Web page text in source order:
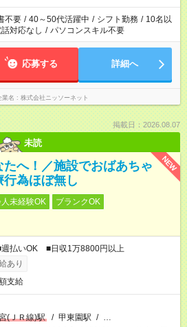
不要 / 40～50代活躍中 / シフト勤務 / 10名以
話対応なし / パソコンスキル不要
応募する 詳細へ
業名 株式会社ニッソーネット
掲載日：2026.08.07
未読
NEW
へ！／施設でおばあちゃ
為ほぼ無し
未経験OK
ブランクOK
払いOK ■日収1万8800円以上
あり
支給
(ＪＲ線)駅 / 甲東園駅 / …